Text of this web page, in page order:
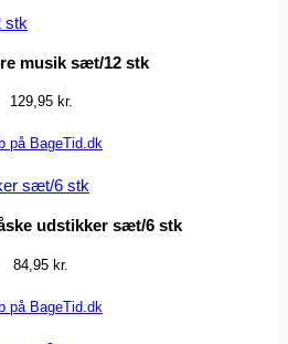
musik sæt/12 stk
129,95 kr.
på BageTid.dk
udstikker sæt/6 stk
84,95 kr.
på BageTid.dk